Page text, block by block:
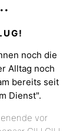
noch die
Alltag noch
bereits seit
Dienst".
vor